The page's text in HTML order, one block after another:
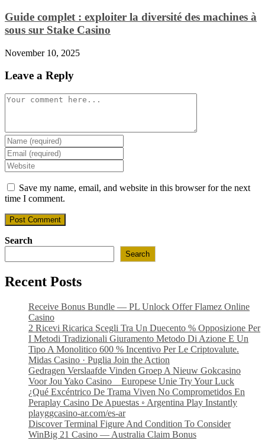
Guide complet : exploiter la diversité des machines à
sous sur Stake Casino
November 10, 2025
Leave a Reply
Comment
Enter
your
name
or
username
to
comment
Enter
your
email
address
to
comment
Enter
your
website
URL
Save my name, email, and website in this browser for the next
time I comment.
Search
Search
Recent Posts
Receive Bonus Bundle — PL Unlock Offer Flamez Online
Casino
2 Ricevi Ricarica Scegli Tra Un Duecento % Opposizione Per
I Metodi Tradizionali Giuramento Metodo Di Azione E Un
Tipo A Monolitico 600 % Incentivo Per Le Criptovalute.
Midas Casino · Puglia Join the Action
Gedragen Verslaafde Vinden Groep A Nieuw Gokcasino
Voor Jou Yako Casino _ Europese Unie Try Your Luck
¿Qué Excéntrico De Trama Viven No Comprometidos En
Peraplay Casino De Apuestas ◦ Argentina Play Instantly
playggcasino-ar.com/es-ar
Discover Terminal Figure And Condition To Consider
WinBig 21 Casino — Australia Claim Bonus